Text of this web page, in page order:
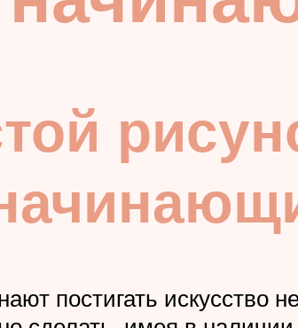
постигать искусство